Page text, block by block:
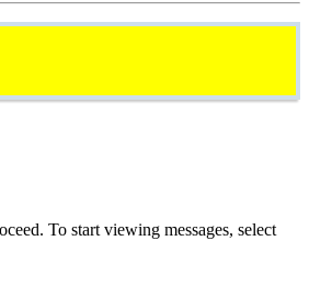
To start viewing messages, select